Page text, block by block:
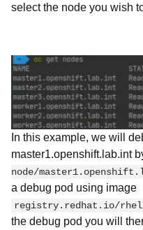
select the node you wish
In this example, we will
master1.openshift.lab.int
node/
a debug pod using image
registry.redhat.io/
the debug pod you will